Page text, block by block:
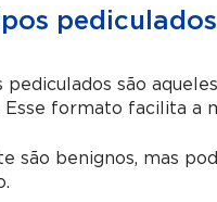
pediculados
pediculados são
Esse formato facilita a
são benignos, mas